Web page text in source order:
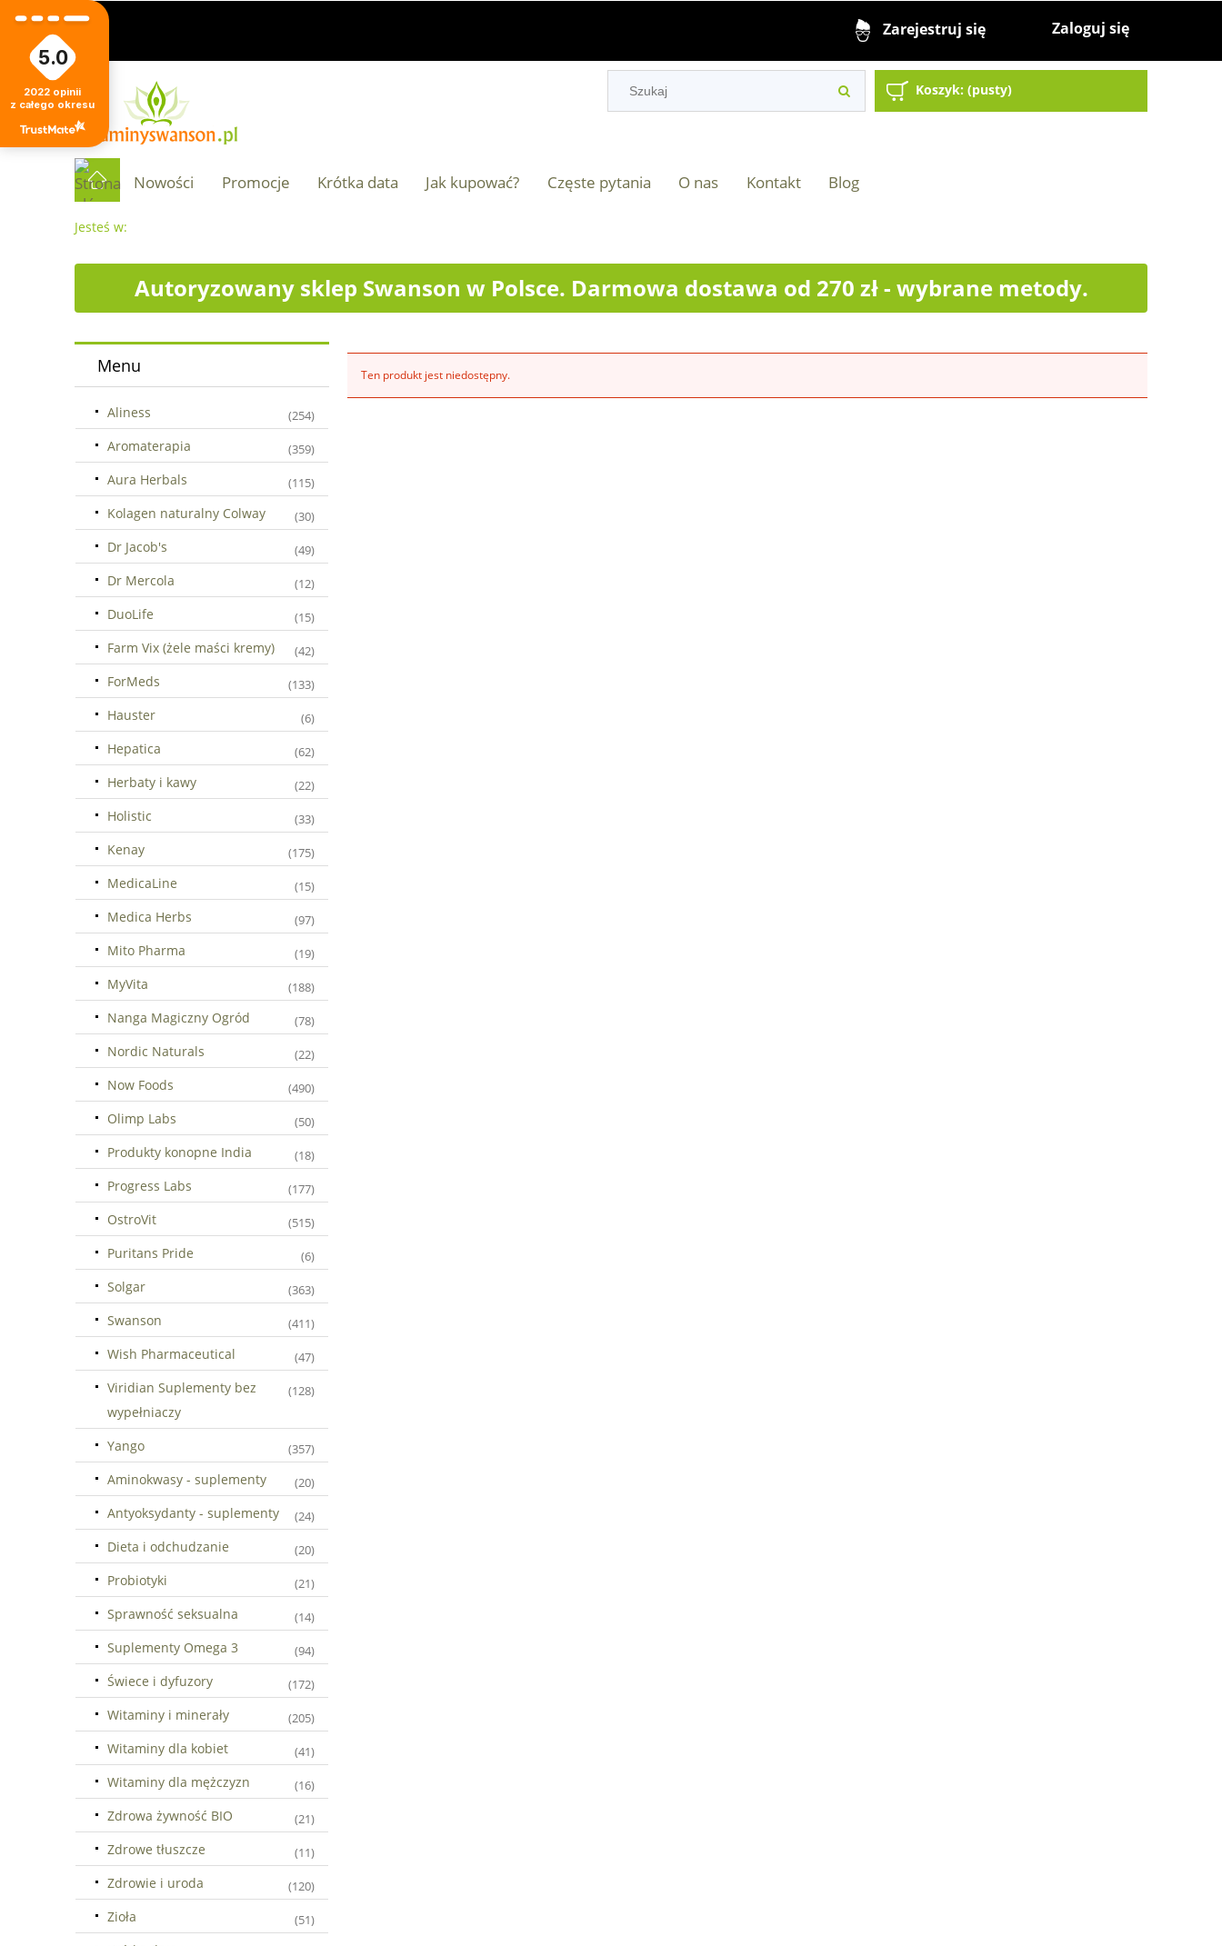
Zarejestruj się Zaloguj się
Koszyk: (pusty)
Nowości Promocje Krótka data Jak kupować? Częste pytania O nas Kontakt Blog
Jesteś w:
Autoryzowany sklep Swanson w Polsce. Darmowa dostawa od 270 zł - wybrane metody.
Menu
Aliness (254)
Aromaterapia (359)
Aura Herbals (115)
Kolagen naturalny Colway (30)
Dr Jacob's (49)
Dr Mercola (12)
DuoLife (15)
Farm Vix (żele maści kremy) (42)
ForMeds (133)
Hauster (6)
Hepatica (62)
Herbaty i kawy (22)
Holistic (33)
Kenay (175)
MedicaLine (15)
Medica Herbs (97)
Mito Pharma (19)
MyVita (188)
Nanga Magiczny Ogród (78)
Nordic Naturals (22)
Now Foods (490)
Olimp Labs (50)
Produkty konopne India (18)
Progress Labs (177)
OstroVit (515)
Puritans Pride (6)
Solgar (363)
Swanson (411)
Wish Pharmaceutical (47)
Viridian Suplementy bez
wypełniaczy
(128)
Yango (357)
Aminokwasy - suplementy (20)
Antyoksydanty - suplementy (24)
Dieta i odchudzanie (20)
Probiotyki (21)
Sprawność seksualna (14)
Suplementy Omega 3 (94)
Świece i dyfuzory (172)
Witaminy i minerały (205)
Witaminy dla kobiet (41)
Witaminy dla mężczyzn (16)
Zdrowa żywność BIO (21)
Zdrowe tłuszcze (11)
Zdrowie i uroda (120)
Zioła (51)
Ten produkt jest niedostępny.
5.0
2022 opinii
z całego okresu